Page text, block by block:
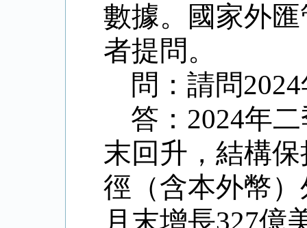
數據。國家外
者提問。
問：請問
答： 2024年
末回升，結構
徑（含本外幣）
月末增長327億